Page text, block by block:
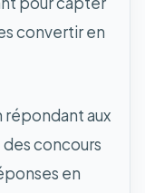
convertir en
répondant aux
concours
en